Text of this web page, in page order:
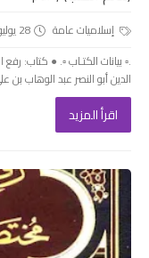
إسلاميات عامة
28 يوليو 2024
.▫️ بيانات الكتـاب ▫️. ● كتاب:
الدين أبو النصر عبد الوهاب بن
اقرأ المزيد